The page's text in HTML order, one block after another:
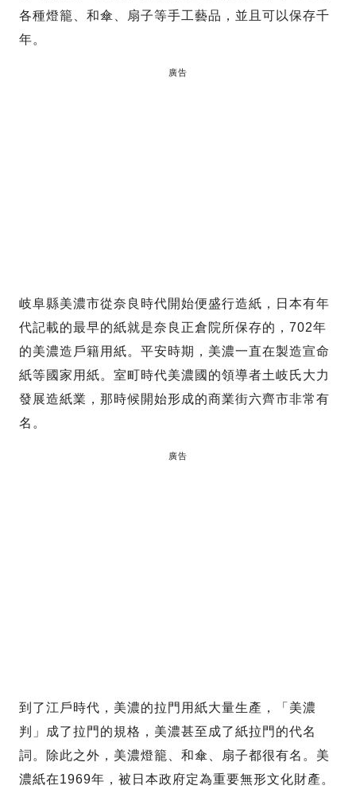
各種燈籠、和傘、扇子等手工藝品，並且可以保存千
年。
廣告
岐阜縣美濃市從奈良時代開始便盛行造紙，日本有年
代記載的最早的紙就是奈良正倉院所保存的，702年
的美濃造戶籍用紙。平安時期，美濃一直在製造宣命
紙等國家用紙。室町時代美濃國的領導者土岐氏大力
發展造紙業，那時候開始形成的商業街六齊市非常有
名。
廣告
到了江戶時代，美濃的拉門用紙大量生產，「美濃
判」成了拉門的規格，美濃甚至成了紙拉門的代名
詞。除此之外，美濃燈籠、和傘、扇子都很有名。美
濃紙在1969年，被日本政府定為重要無形文化財產。